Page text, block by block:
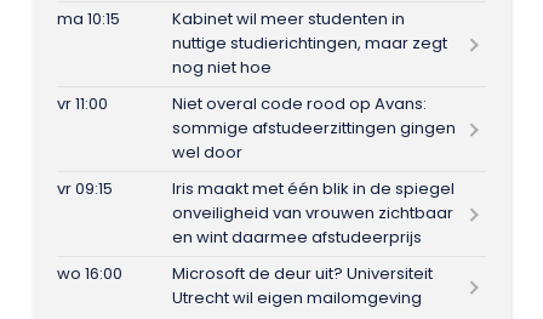
ma 10:15
Kabinet wil meer studenten in
nuttige studierichtingen, maar zegt
nog niet hoe
vr 11:00
Niet overal code rood op Avans:
sommige afstudeerzittingen gingen
wel door
vr 09:15
Iris maakt met één blik in de spiegel
onveiligheid van vrouwen zichtbaar
en wint daarmee afstudeerprijs
wo 16:00
Microsoft de deur uit? Universiteit
Utrecht wil eigen mailomgeving